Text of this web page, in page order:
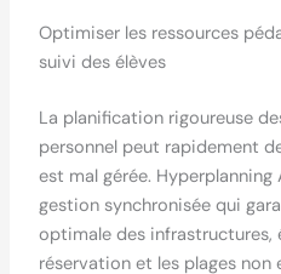
Optimiser les ressources
suivi des élèves
La planification rigoureuse
personnel peut rapidement
est mal gérée.
gestion synchronisée qui
optimale des infrastructures,
réservation et les plages non